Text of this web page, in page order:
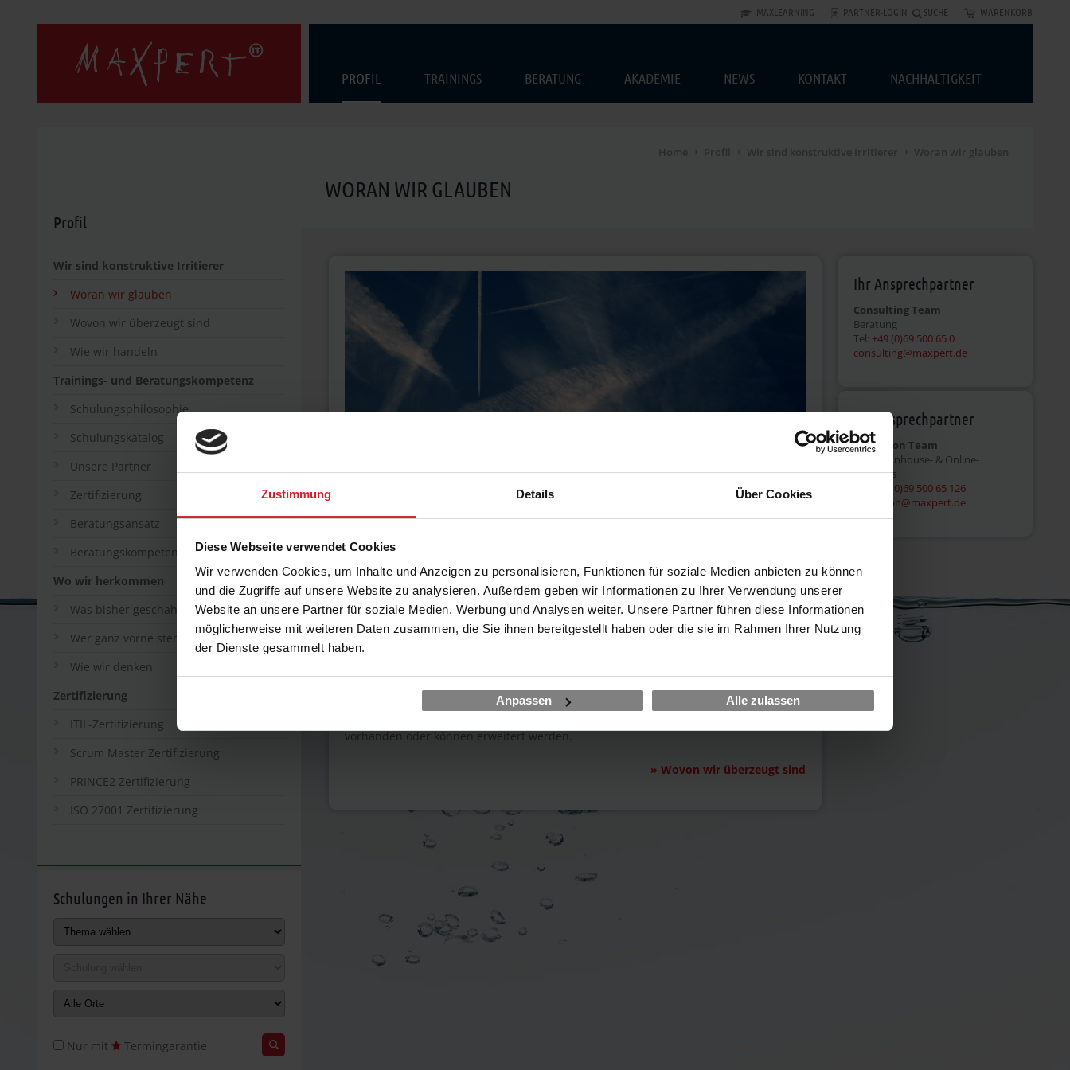
Zustimmung Details Über Cookies
Diese Webseite verwendet Cookies
Wir verwenden Cookies, um Inhalte und Anzeigen zu personalisieren, Funktionen für soziale Medien anbieten zu können
und die Zugriffe auf unsere Website zu analysieren. Außerdem geben wir Informationen zu Ihrer Verwendung unserer
Website an unsere Partner für soziale Medien, Werbung und Analysen weiter. Unsere Partner führen diese Informationen
möglicherweise mit weiteren Daten zusammen, die Sie ihnen bereitgestellt haben oder die sie im Rahmen Ihrer Nutzung
der Dienste gesammelt haben.
Anpassen Alle zulassen
MAXLEARNING PARTNER-LOGIN SUCHE WARENKORB
PROFIL TRAININGS BERATUNG AKADEMIE NEWS KONTAKT NACHHALTIGKEIT
Profil
Wir sind konstruktive Irritierer
Woran wir glauben
Wovon wir überzeugt sind
Wie wir handeln
Trainings- und Beratungskompetenz
Schulungsphilosophie
Schulungskatalog
Unsere Partner
Zertifizierung
Beratungsansatz
Beratungskompetenz
Wo wir herkommen
Was bisher geschah
Wer ganz vorne steht
Wie wir denken
Zertifizierung
ITIL-Zertifizierung
Scrum Master Zertifizierung
PRINCE2 Zertifizierung
ISO 27001 Zertifizierung
Schulungen in Ihrer Nähe
Nur mit Termingarantie
WORAN WIR GLAUBEN
Organisationen sind immer komplex. Sie haben als Systeme ihre Historie und
Entscheidungsprämissen, sie bestehen aus Kommunikation, Menschen und
Entscheidungsprogrammen, bestimmen, wohin eine Organisation ihre
Aufmerksamkeit richtet. Die Unternehmenskultur ist das erlebte Ergebnis daraus, sie
kann weder hergestellt noch verordnet werden.
Die Menschen leiten und bilden sich ihre eigene Wirklichkeit ab – danach richten sie
vorhanden oder können erweitert werden.
» Wovon wir überzeugt sind
Ihr Ansprechpartner
Consulting Team
Beratung
Tel: +49 (0)69 500 65 0
consulting@maxpert.de
Ihr Ansprechpartner
Education Team
Offene, Inhouse- & Online-
Trainings
+49 (0)69 500 65 126
education@maxpert.de